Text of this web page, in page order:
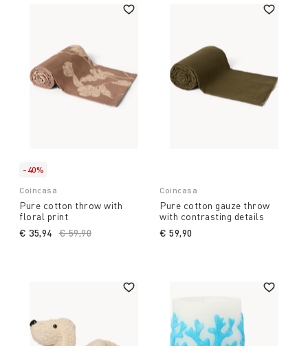
-40%
Coincasa
Pure cotton throw with
floral print
Price reduced from
€ 59,90
€ 35,94
Coincasa
Pure cotton gauze throw
with contrasting details
€ 59,90